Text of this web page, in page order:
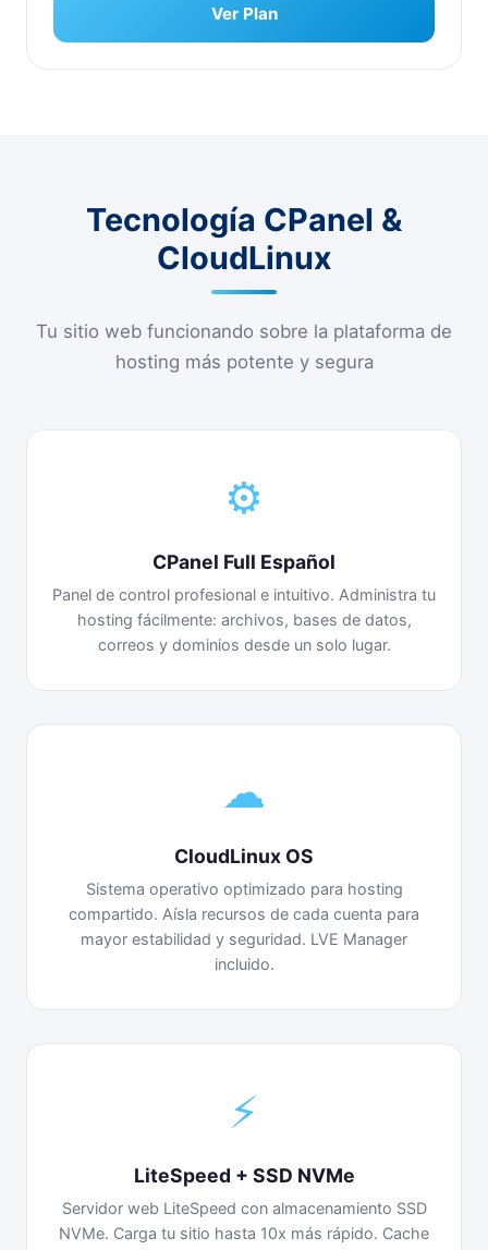
Ver Plan
Tecnología CPanel &
CloudLinux
Tu sitio web funcionando sobre la plataforma de
hosting más potente y segura
⚙
CPanel Full Español
Panel de control profesional e intuitivo. Administra tu
hosting fácilmente: archivos, bases de datos,
correos y dominios desde un solo lugar.
☁
CloudLinux OS
Sistema operativo optimizado para hosting
compartido. Aísla recursos de cada cuenta para
mayor estabilidad y seguridad. LVE Manager
incluido.
⚡
LiteSpeed + SSD NVMe
Servidor web LiteSpeed con almacenamiento SSD
NVMe. Carga tu sitio hasta 10x más rápido. Cache